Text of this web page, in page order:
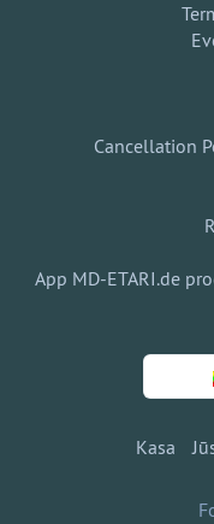
Cancellation
App MD-ETARI.de
Kasa